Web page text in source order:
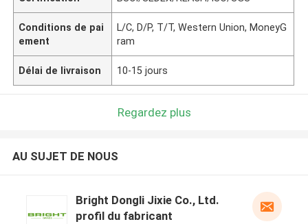
Conditions de pai
ement
L/C, D/P, T/T, Western Union, MoneyG
ram
Délai de livraison 10-15 jours
Regardez plus
AU SUJET DE NOUS
Bright Dongli Jixie Co., Ltd.
profil du fabricant